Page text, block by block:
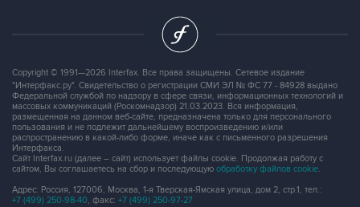
Copyright © 1991—2026 Interfax. Все права защищены. Сетевое издание
"Интерфакс.ру". Свидетельство о регистрации СМИ ЭЛ № ФС 77 - 84928 выдано
Федеральной службой по надзору в сфере связи, информационных технологий и
массовых коммуникаций (Роскомнадзор) 21.03.2023. Вся информация,
размещенная на данном веб-сайте, предназначена только для персонального
пользования и не подлежит дальнейшему воспроизведению и/или
распространению в какой-либо форме, иначе как с письменного разрешения
Интерфакса.
Сайт Interfax.ru (далее – сайт) использует файлы cookie. Продолжая работу с
сайтом, Вы соглашаетесь на сбор и последующую обработку файлов cookie.
Адрес: Россия, 127006, Москва, 1-я Тверская-Ямская улица, дом 2, стр.1, тел.:
+7 (499) 250-98-40, факс: +7 (499) 250-97-27